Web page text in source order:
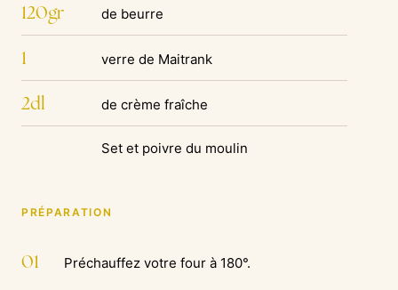
120gr de beurre
1 verre de Maitrank
2dl de crème fraîche
Set et poivre du moulin
PRÉPARATION
01 Préchauffez votre four à 180°.